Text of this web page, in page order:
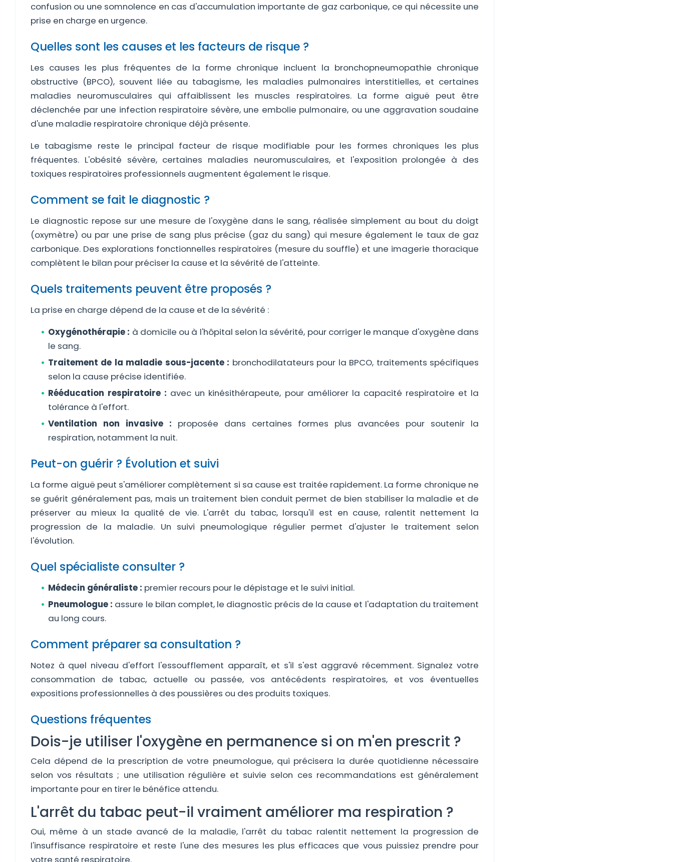
confusion ou une somnolence en cas d'accumulation importante de gaz carbonique, ce qui nécessite une
prise en charge en urgence.
Quelles sont les causes et les facteurs de risque ?
Les causes les plus fréquentes de la forme chronique incluent la bronchopneumopathie chronique
obstructive (BPCO), souvent liée au tabagisme, les maladies pulmonaires interstitielles, et certaines
maladies neuromusculaires qui affaiblissent les muscles respiratoires. La forme aiguë peut être
déclenchée par une infection respiratoire sévère, une embolie pulmonaire, ou une aggravation soudaine
d'une maladie respiratoire chronique déjà présente.
Le tabagisme reste le principal facteur de risque modifiable pour les formes chroniques les plus
fréquentes. L'obésité sévère, certaines maladies neuromusculaires, et l'exposition prolongée à des
toxiques respiratoires professionnels augmentent également le risque.
Comment se fait le diagnostic ?
Le diagnostic repose sur une mesure de l'oxygène dans le sang, réalisée simplement au bout du doigt
(oxymètre) ou par une prise de sang plus précise (gaz du sang) qui mesure également le taux de gaz
carbonique. Des explorations fonctionnelles respiratoires (mesure du souffle) et une imagerie thoracique
complètent le bilan pour préciser la cause et la sévérité de l'atteinte.
Quels traitements peuvent être proposés ?
La prise en charge dépend de la cause et de la sévérité :
Oxygénothérapie : à domicile ou à l'hôpital selon la sévérité, pour corriger le manque d'oxygène dans
le sang.
Traitement de la maladie sous-jacente : bronchodilatateurs pour la BPCO, traitements spécifiques
selon la cause précise identifiée.
Rééducation respiratoire : avec un kinésithérapeute, pour améliorer la capacité respiratoire et la
tolérance à l'effort.
Ventilation non invasive : proposée dans certaines formes plus avancées pour soutenir la
respiration, notamment la nuit.
Peut-on guérir ? Évolution et suivi
La forme aiguë peut s'améliorer complètement si sa cause est traitée rapidement. La forme chronique ne
se guérit généralement pas, mais un traitement bien conduit permet de bien stabiliser la maladie et de
préserver au mieux la qualité de vie. L'arrêt du tabac, lorsqu'il est en cause, ralentit nettement la
progression de la maladie. Un suivi pneumologique régulier permet d'ajuster le traitement selon
l'évolution.
Quel spécialiste consulter ?
Médecin généraliste : premier recours pour le dépistage et le suivi initial.
Pneumologue : assure le bilan complet, le diagnostic précis de la cause et l'adaptation du traitement
au long cours.
Comment préparer sa consultation ?
Notez à quel niveau d'effort l'essoufflement apparaît, et s'il s'est aggravé récemment. Signalez votre
consommation de tabac, actuelle ou passée, vos antécédents respiratoires, et vos éventuelles
expositions professionnelles à des poussières ou des produits toxiques.
Questions fréquentes
Dois-je utiliser l'oxygène en permanence si on m'en prescrit ?
Cela dépend de la prescription de votre pneumologue, qui précisera la durée quotidienne nécessaire
selon vos résultats ; une utilisation régulière et suivie selon ces recommandations est généralement
importante pour en tirer le bénéfice attendu.
L'arrêt du tabac peut-il vraiment améliorer ma respiration ?
Oui, même à un stade avancé de la maladie, l'arrêt du tabac ralentit nettement la progression de
l'insuffisance respiratoire et reste l'une des mesures les plus efficaces que vous puissiez prendre pour
votre santé respiratoire.